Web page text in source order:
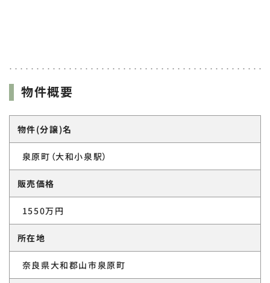
物件概要
物件(分譲)名
泉原町（大和小泉駅）
販売価格
1550万円
所在地
奈良県大和郡山市泉原町